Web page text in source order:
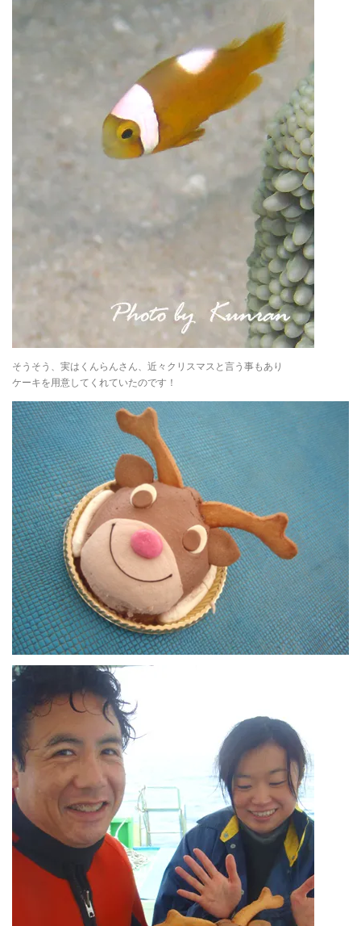
そうそう、実はくんらんさん、近々クリスマスと言う事もあり
ケーキを用意してくれていたのです！